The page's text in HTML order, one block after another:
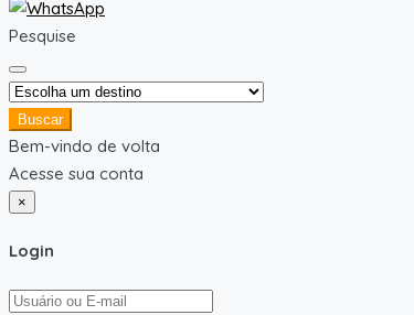
Pesquise
Buscar
Bem-vindo de volta
Acesse sua conta
×
Login